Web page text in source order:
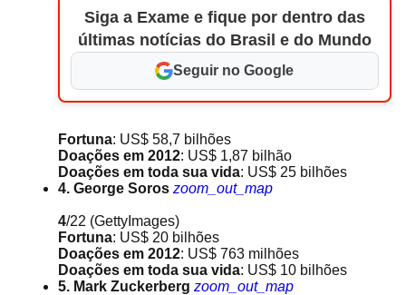
Siga a Exame e fique por dentro das
últimas notícias do Brasil e do Mundo
Seguir no Google
Fortuna: US$ 58,7 bilhões
Doações em 2012: US$ 1,87 bilhão
Doações em toda sua vida: US$ 25 bilhões
4. George Soros zoom_out_map
4/22 (GettyImages)
Fortuna: US$ 20 bilhões
Doações em 2012: US$ 763 milhões
Doações em toda sua vida: US$ 10 bilhões
5. Mark Zuckerberg zoom_out_map